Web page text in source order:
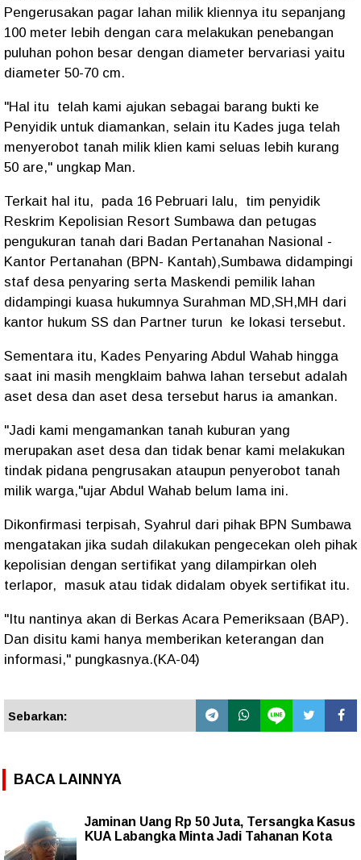
Pengerusakan pagar lahan milik kliennya itu sepanjang
100 meter lebih dengan cara melakukan penebangan
puluhan pohon besar dengan diameter bervariasi yaitu
diameter 50-70 cm.
"Hal itu telah kami ajukan sebagai barang bukti ke
Penyidik untuk diamankan, selain itu Kades juga telah
menyerobot tanah milik klien kami seluas lebih kurang
50 are," ungkap Man.
Terkait hal itu, pada 16 Pebruari lalu, tim penyidik
Reskrim Kepolisian Resort Sumbawa dan petugas
pengukuran tanah dari Badan Pertanahan Nasional -
Kantor Pertanahan (BPN- Kantah),Sumbawa didampingi
staf desa penyaring serta Maskendi pemilik lahan
didampingi kuasa hukumnya Surahman MD,SH,MH dari
kantor hukum SS dan Partner turun ke lokasi tersebut.
Sementara itu, Kades Penyaring Abdul Wahab hingga
saat ini masih mengklaim bahwa lahan tersebut adalah
aset desa dan aset desa tersebut harus ia amankan.
"Jadi kami mengamankan tanah kuburan yang
merupakan aset desa dan tidak benar kami melakukan
tindak pidana pengrusakan ataupun penyerobot tanah
milik warga,"ujar Abdul Wahab belum lama ini.
Dikonfirmasi terpisah, Syahrul dari pihak BPN Sumbawa
mengatakan jika sudah dilakukan pengecekan oleh pihak
kepolisian dengan sertifikat yang dilampirkan oleh
terlapor, masuk atau tidak didalam obyek sertifikat itu.
"Itu nantinya akan di Berkas Acara Pemeriksaan (BAP).
Dan disitu kami hanya memberikan keterangan dan
informasi," pungkasnya.(KA-04)
Sebarkan:
BACA LAINNYA
Jaminan Uang Rp 50 Juta, Tersangka Kasus
KUA Labangka Minta Jadi Tahanan Kota